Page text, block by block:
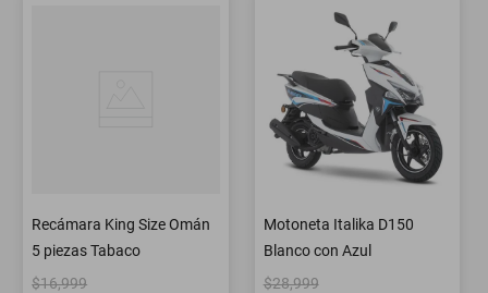
Recámara King Size Omán
5 piezas Tabaco
$16,999
Motoneta Italika D150
Blanco con Azul
$28,999